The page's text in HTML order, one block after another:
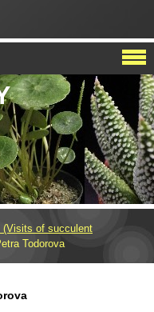
of succulent
Todorova